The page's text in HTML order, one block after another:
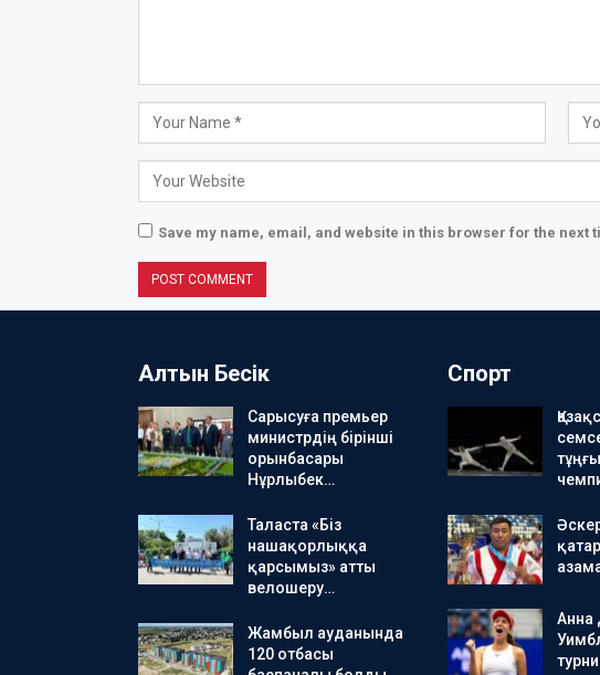
Save my name, email, and website in this browser for the next
Алтын Бесік
Сарысуға премьер
министрдің бірінші
орынбасары
Нұрлыбек…
Таласта «Біз
нашақорлыққа
қарсымыз» атты
велошеру…
Жамбыл ауданында
120 отбасы
Спорт
Анна